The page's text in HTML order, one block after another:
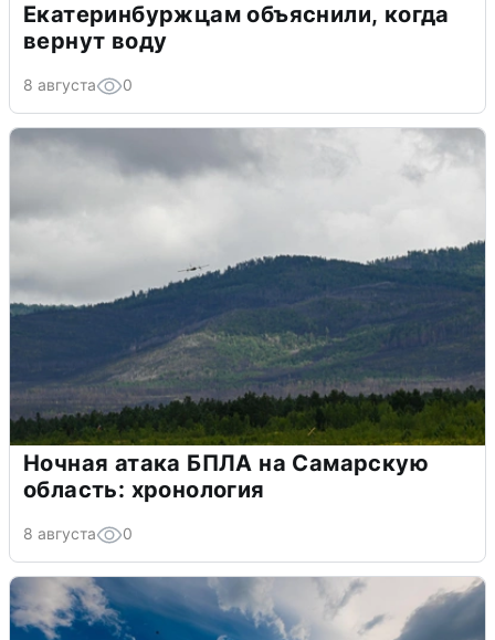
Екатеринбуржцам объяснили, когда
вернут воду
8 августа 0
Ночная атака БПЛА на Самарскую
область: хронология
8 августа 0